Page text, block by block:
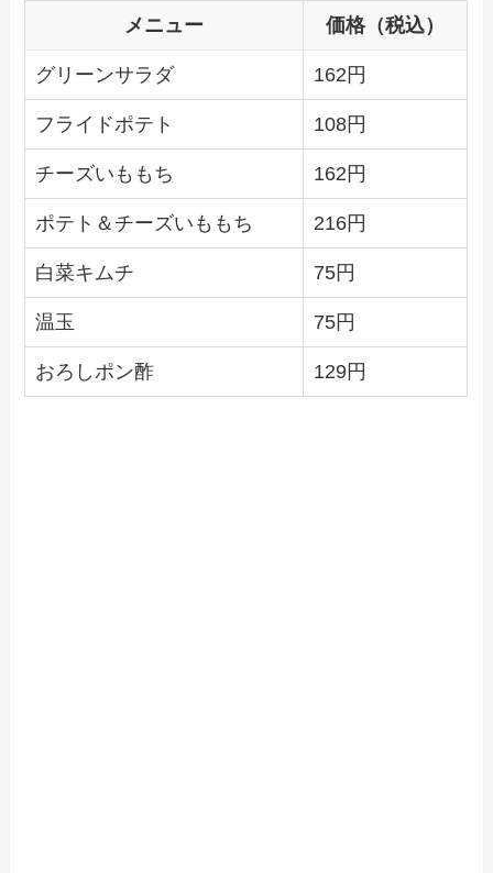
メニュー 価格（税込）
グリーンサラダ 162円
フライドポテト 108円
チーズいももち 162円
ポテト＆チーズいももち 216円
白菜キムチ 75円
温玉 75円
おろしポン酢 129円